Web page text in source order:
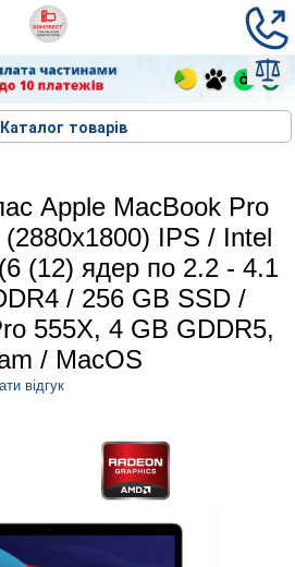
Каталог товарів
Apple MacBook Pro
IPS / Intel
(12) ядер по 2.2 - 4.1
/ 256 GB SSD /
555X, 4 GB GDDR5,
/ MacOS
відгук